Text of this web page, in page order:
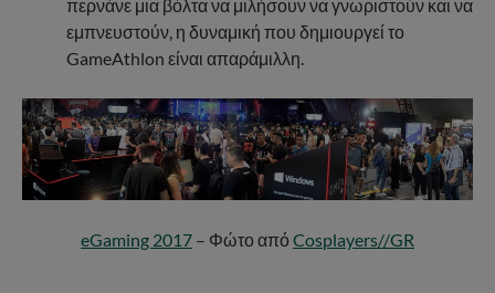
περνάνε μια βόλτα να μιλήσουν να γνωριστούν και να
εμπνευστούν, η δυναμική που δημιουργεί το
GameAthlon είναι απαράμιλλη.
eGaming 2017 – Φώτο από Cosplayers//GR